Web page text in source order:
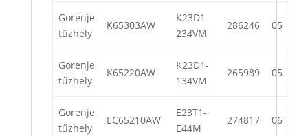
Gorenje
tűzhely
K65303AW
K23D1-
234VM
286246 05
Gorenje
tűzhely
K65220AW
K23D1-
134VM
265989 05
Gorenje
tűzhely
EC65210AW
E23T1-
E44M
274817 06